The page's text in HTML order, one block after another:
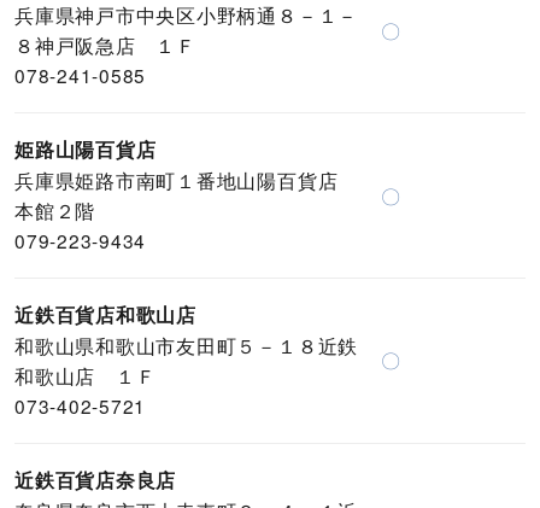
兵庫県神戸市中央区小野柄通８－１－
８神戸阪急店 １Ｆ
078-241-0585
〇
姫路山陽百貨店
兵庫県姫路市南町１番地山陽百貨店
本館２階
079-223-9434
〇
近鉄百貨店和歌山店
和歌山県和歌山市友田町５－１８近鉄
和歌山店 １Ｆ
073-402-5721
〇
近鉄百貨店奈良店